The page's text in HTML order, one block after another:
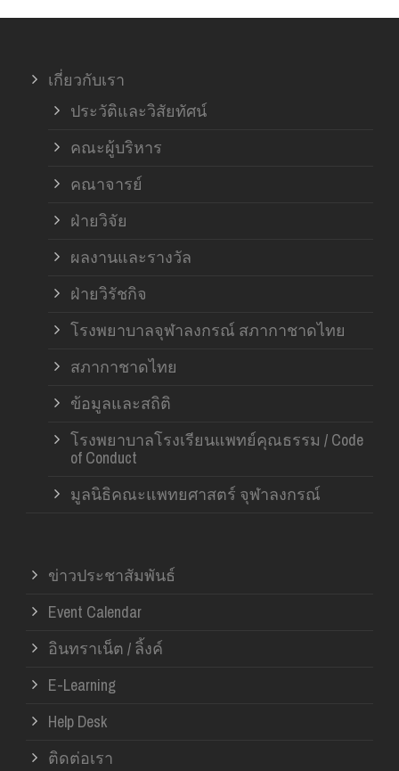
เกี่ยวกับเรา
ประวัติและวิสัยทัศน์
คณะผู้บริหาร
คณาจารย์
ฝ่ายวิจัย
ผลงานและรางวัล
ฝ่ายวิรัชกิจ
โรงพยาบาลจุฬาลงกรณ์ สภากาชาดไทย
สภากาชาดไทย
ข้อมูลและสถิติ
โรงพยาบาลโรงเรียนแพทย์คุณธรรม / Code
of Conduct
มูลนิธิคณะแพทยศาสตร์ จุฬาลงกรณ์
ข่าวประชาสัมพันธ์
Event Calendar
อินทราเน็ต / ลิ้งค์
E-Learning
Help Desk
ติดต่อเรา